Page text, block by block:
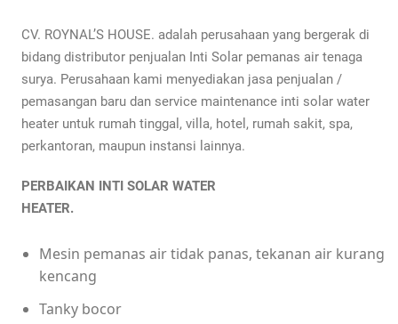
CV. ROYNAL’S HOUSE. adalah perusahaan yang bergerak di
bidang distributor penjualan Inti Solar pemanas air tenaga
surya. Perusahaan kami menyediakan jasa penjualan /
pemasangan baru dan service maintenance inti solar water
heater untuk rumah tinggal, villa, hotel, rumah sakit, spa,
perkantoran, maupun instansi lainnya.
PERBAIKAN INTI SOLAR WATER
HEATER.
Mesin pemanas air tidak panas, tekanan air kurang
kencang
Tanky bocor